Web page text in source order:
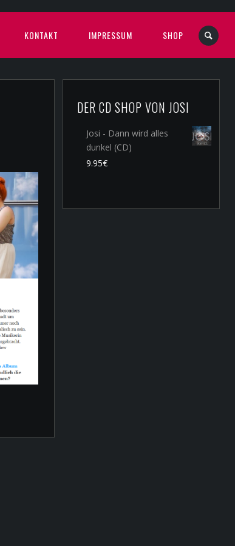
KONTAKT IMPRESSUM SHOP
DER CD SHOP VON JOSI
Josi - Dann wird alles
dunkel (CD)
9.95€